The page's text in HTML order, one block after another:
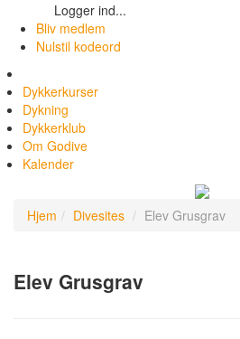
Logger ind...
Bliv medlem
Nulstil kodeord
Dykkerkurser
Dykning
Dykkerklub
Om Godive
Kalender
Hjem Divesites Elev Grusgrav
Elev Grusgrav